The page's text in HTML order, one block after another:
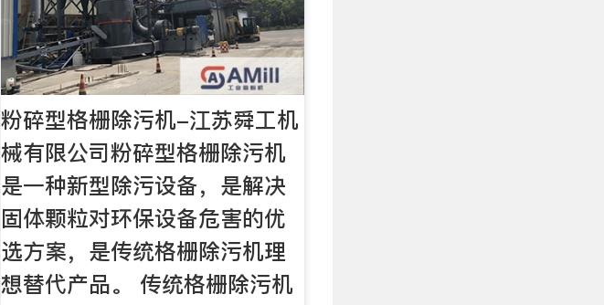
粉碎型格栅除污机-江苏舜工机
械有限公司粉碎型格栅除污机
是一种新型除污设备，是解决
固体颗粒对环保设备危害的优
选方案，是传统格栅除污机理
想替代产品。 传统格栅除污机